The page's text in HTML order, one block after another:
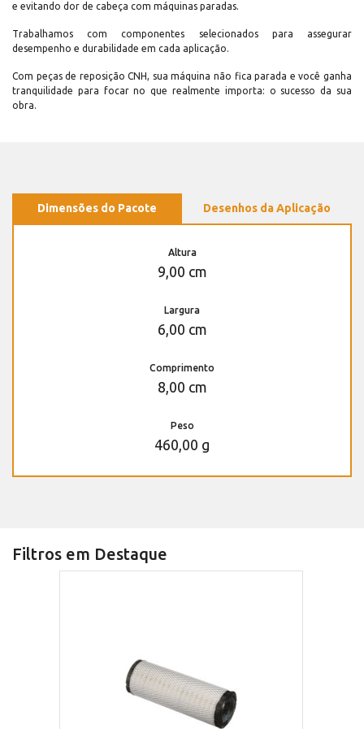
e evitando dor de cabeça com máquinas paradas.
Trabalhamos com componentes selecionados para assegurar
desempenho e durabilidade em cada aplicação.
Com peças de reposição CNH, sua máquina não fica parada e você ganha
tranquilidade para focar no que realmente importa: o sucesso da sua
obra.
Dimensões do Pacote Desenhos da Aplicação
Altura
9,00 cm
Largura
6,00 cm
Comprimento
8,00 cm
Peso
460,00 g
Filtros em Destaque